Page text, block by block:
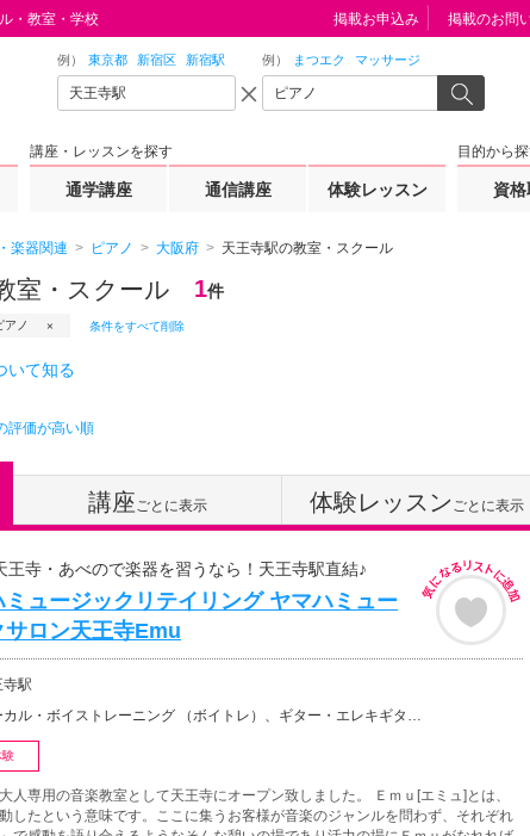
・教室・学校
例） 東京都 新宿区 新宿駅 例） まつエク マッサージ
講座・レッスンを探す
通学講座 通信講座 体験レッスン
目的から
資
掲載お申込み 掲載のお問
楽器関連 ピアノ 大阪府 天王寺駅の教室・スクール
室・スクール 1件
アノ 条件をすべて削除
いて知る
評価が高い順
講座ごとに表示 体験レッスンごとに表示
王寺・あべので楽器を習うなら！天王寺駅直結♪
ミュージックリテイリング ヤマハミュー
サロン天王寺Emu
寺駅
・ボイストレーニング （ボイトレ）、ギター・エレキギター、バイオリン、ウクレレ、ベース、チェロ、ピアノ、ジャズピ…
験
人専用の音楽教室として天王寺にオープン致しました。 Ｅｍｕ[エミュ]とは、
したという意味です。ここに集うお客様が音楽のジャンルを問わず、それぞれ